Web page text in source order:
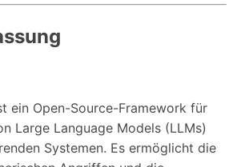
ein Open-Source-Framework für
Large Language Models (LLMs)
Systemen. Es ermöglicht die